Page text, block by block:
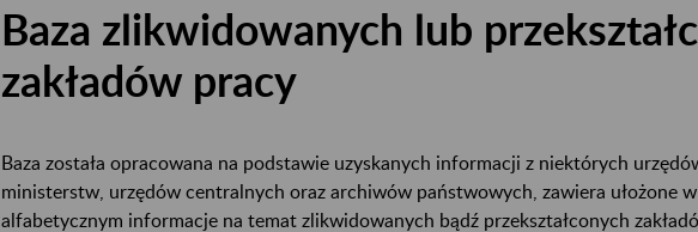
Baza zlikwidowanych lub
zakładów pracy
Baza została opracowana na podstawie uzyskanych informacji z niektórych
ministerstw, urzędów centralnych oraz archiwów państwowych, zawiera ułożone
alfabetycznym informacje na temat zlikwidowanych bądź przekształconych